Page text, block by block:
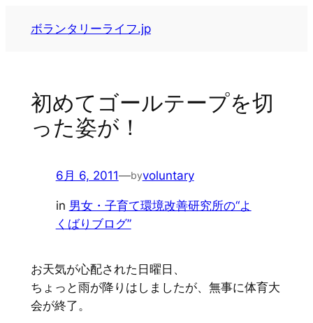
ボランタリーライフ.jp
初めてゴールテープを切
った姿が！
6月 6, 2011—byvoluntary
in 男女・子育て環境改善研究所の“よ
くばりブログ”
お天気が心配された日曜日、
ちょっと雨が降りはしましたが、無事に体育大
会が終了。